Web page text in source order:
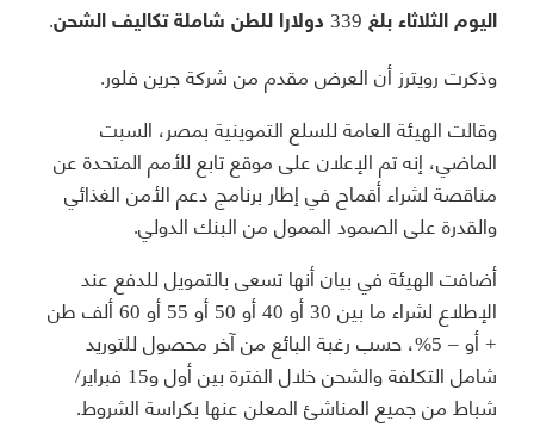
اليوم الثلاثاء بلغ 339 دولارا للطن شاملة تكاليف الشحن.
وذكرت رويترز أن العرض مقدم من شركة جرين فلور.
وقالت الهيئة العامة للسلع التموينية بمصر، السبت
الماضي، إنه تم الإعلان على موقع تابع للأمم المتحدة عن
مناقصة لشراء أقماح في إطار برنامج دعم الأمن الغذائي
والقدرة على الصمود الممول من البنك الدولي.
أضافت الهيئة في بيان أنها تسعى بالتمويل للدفع عند
الإطلاع لشراء ما بين 30 أو 40 أو 50 أو 55 أو 60 ألف طن
+ أو – 5%، حسب رغبة البائع من آخر محصول للتوريد
شامل التكلفة والشحن خلال الفترة بين أول و15 فبراير/
شباط من جميع المناشئ المعلن عنها بكراسة الشروط.